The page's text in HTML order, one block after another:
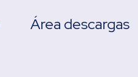
Área descargas